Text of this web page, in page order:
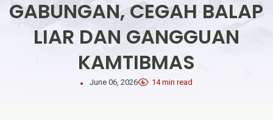
GABUNGAN, CEGAH BALAP
LIAR DAN GANGGUAN
KAMTIBMAS
June 06, 2026 14 min read